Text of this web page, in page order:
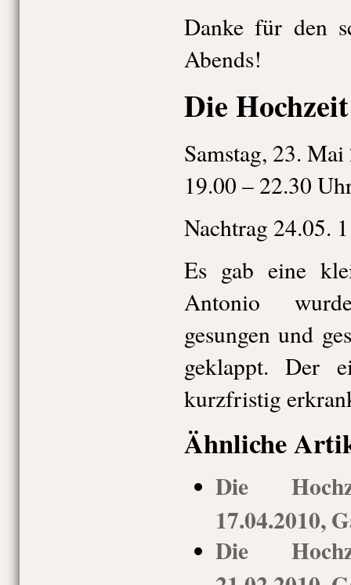
Danke für den
Abends!
Die
Samstag, 23.
19.00 – 22.30
Nachtrag 24.05.
Es gab eine
Antonio
gesungen und
geklappt. Der
kurzfristig
Ähnliche
Die
17.04.2010,
Die